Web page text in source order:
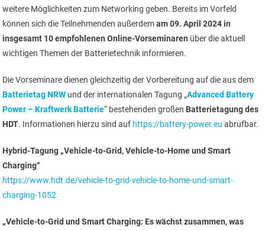
weitere Möglichkeiten zum Networking geben. Bereits im Vorfeld
können sich die Teilnehmenden außerdemam 09. April 2024 in
insgesamt 10 empfohlenen Online-Vorseminaren über die aktuell
wichtigen Themen der Batterietechnik informieren.
Die Vorseminare dienen gleichzeitig der Vorbereitung auf die aus dem
Batterietag NRW und der internationalen Tagung „Advanced Battery
Power – Kraftwerk Batterie“ bestehenden großen Batterietagung des
HDT. Informationen hierzu sind auf https://battery-power.eu abrufbar.
Hybrid-Tagung „Vehicle-to-Grid, Vehicle-to-Home und Smart
Charging“
https://www.hdt.de/vehicle-to-grid-vehicle-to-home-und-smart-
charging-1052
„Vehicle-to-Grid und Smart Charging: Es wächst zusammen, was